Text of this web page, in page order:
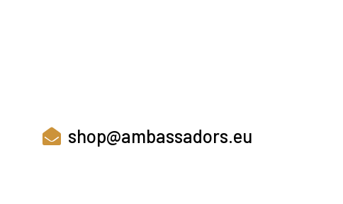
shop@ambassadors.eu